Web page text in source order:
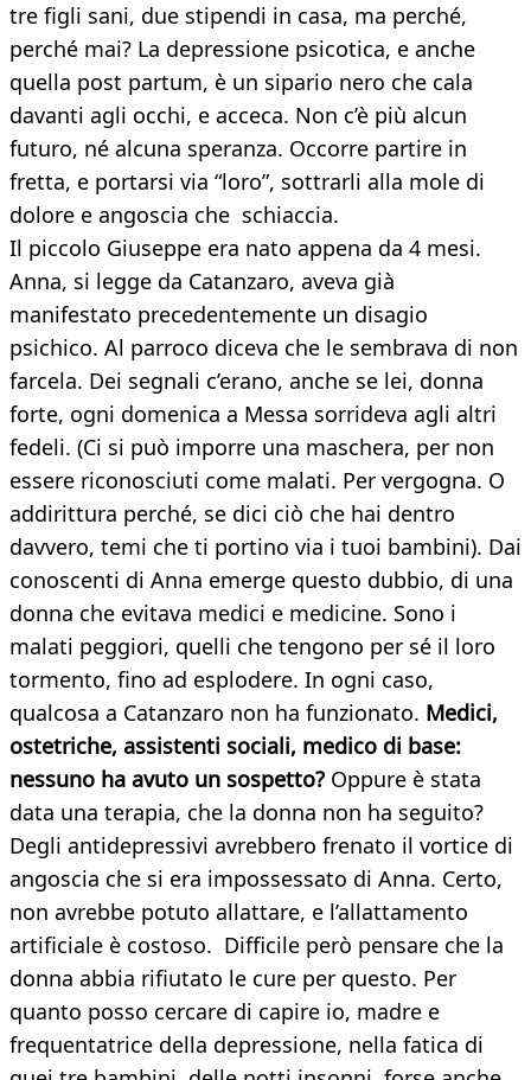
tre figli sani, due stipendi in casa, ma perché,
perché mai? La depressione psicotica, e anche
quella post partum, è un sipario nero che cala
davanti agli occhi, e acceca. Non c’è più alcun
futuro, né alcuna speranza. Occorre partire in
fretta, e portarsi via “loro”, sottrarli alla mole di
dolore e angoscia che schiaccia.
Il piccolo Giuseppe era nato appena da 4 mesi.
Anna, si legge da Catanzaro, aveva già
manifestato precedentemente un disagio
psichico. Al parroco diceva che le sembrava di non
farcela. Dei segnali c’erano, anche se lei, donna
forte, ogni domenica a Messa sorrideva agli altri
fedeli. (Ci si può imporre una maschera, per non
essere riconosciuti come malati. Per vergogna. O
addirittura perché, se dici ciò che hai dentro
davvero, temi che ti portino via i tuoi bambini). Dai
conoscenti di Anna emerge questo dubbio, di una
donna che evitava medici e medicine. Sono i
malati peggiori, quelli che tengono per sé il loro
tormento, fino ad esplodere. In ogni caso,
qualcosa a Catanzaro non ha funzionato. Medici,
ostetriche, assistenti sociali, medico di base:
nessuno ha avuto un sospetto? Oppure è stata
data una terapia, che la donna non ha seguito?
Degli antidepressivi avrebbero frenato il vortice di
angoscia che si era impossessato di Anna. Certo,
non avrebbe potuto allattare, e l’allattamento
artificiale è costoso. Difficile però pensare che la
donna abbia rifiutato le cure per questo. Per
quanto posso cercare di capire io, madre e
frequentatrice della depressione, nella fatica di